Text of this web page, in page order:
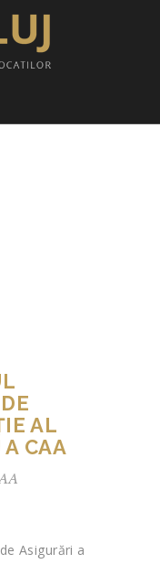
AL
CAA
Asigurări a